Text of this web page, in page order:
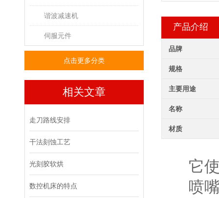
谐波减速机
伺服元件
点击更多分类
相关文章
走刀路线安排
干法刻蚀工艺
光刻胶软烘
数控机床的特点
产品介绍
品牌
规格
主要用途
名称
材质
它
喷